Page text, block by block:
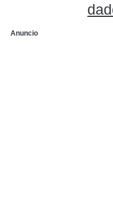
Anuncio